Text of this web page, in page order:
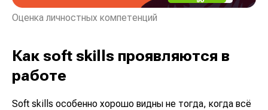
Оценка личностных компетенций
Как soft skills проявляются в
работе
Soft skills особенно хорошо видны не тогда, когда всё